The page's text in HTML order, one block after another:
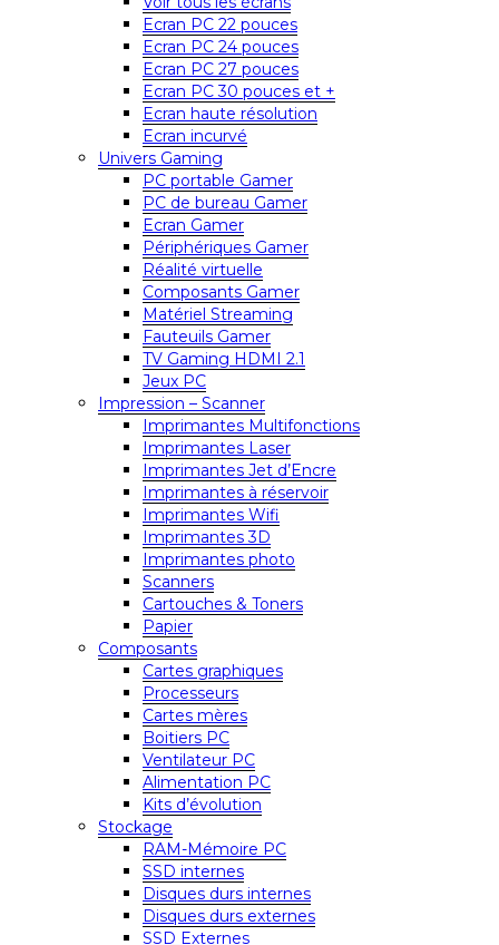
Ecran PC 22 pouces
Ecran PC 24 pouces
Ecran PC 27 pouces
Ecran PC 30 pouces et +
Ecran haute résolution
Ecran incurvé
Univers Gaming
PC portable Gamer
PC de bureau Gamer
Ecran Gamer
Périphériques Gamer
Réalité virtuelle
Composants Gamer
Matériel Streaming
Fauteuils Gamer
TV Gaming HDMI 2.1
Jeux PC
Impression – Scanner
Imprimantes Multifonctions
Imprimantes Laser
Imprimantes Jet d’Encre
Imprimantes à réservoir
Imprimantes Wifi
Imprimantes 3D
Imprimantes photo
Scanners
Cartouches & Toners
Papier
Composants
Cartes graphiques
Processeurs
Cartes mères
Boitiers PC
Ventilateur PC
Alimentation PC
Kits d’évolution
Stockage
RAM-Mémoire PC
SSD internes
Disques durs internes
Disques durs externes
SSD Externes